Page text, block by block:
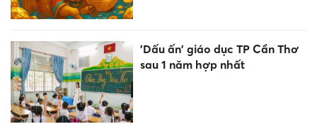
'Dấu ấn' giáo dục TP Cần Thơ
sau 1 năm hợp nhất